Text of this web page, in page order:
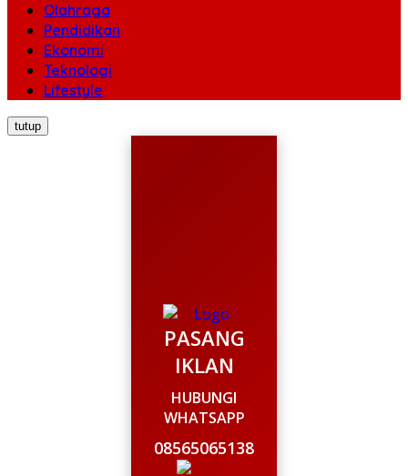
Olahraga
Pendidikan
Ekonomi
Teknologi
Lifestyle
tutup
PASANG
IKLAN
HUBUNGI
WHATSAPP
08565065138